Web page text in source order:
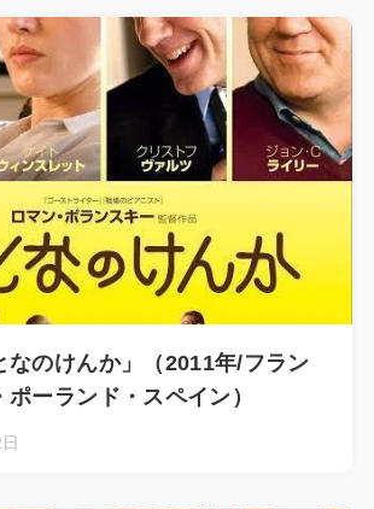
なのけんか」（2011年/フラン
ーランド・スペイン）